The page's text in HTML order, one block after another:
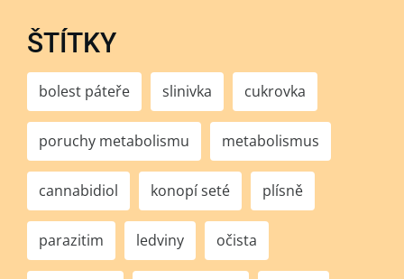
ŠTÍTKY
bolest páteře slinivka cukrovka
poruchy metabolismu metabolismus
cannabidiol konopí seté plísně
parazitim ledviny očista